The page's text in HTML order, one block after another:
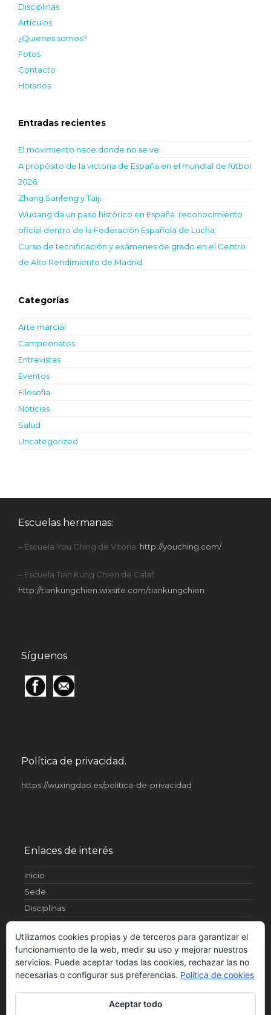
Disciplinas
Artículos
¿Quienes somos?
Fotos
Contacto
Horarios
Entradas recientes
El movimiento nace donde no se ve.
A propósito de la victoria de España en el mundial de fútbol
2026.
Zhang Sanfeng y Taiji
Wudang da un paso histórico en España: reconocimiento
oficial dentro de la Federación Española de Lucha.
Curso de tecnificación y exámenes de grado en el Centro
de Alto Rendimiento de Madrid.
Categorías
Arte marcial
Campeonatos
Entrevistas
Eventos
Filosofía
Noticias
Salud
Uncategorized
Escuelas hermanas:
– Escuela You Ching de Vitoria: http://youching.com/
– Escuela Tian Kung Chien de Calaf:
http://tiankungchien.wixsite.com/tiankungchien
Síguenos
Política de privacidad.
https://wuxingdao.es/politica-de-privacidad
Enlaces de interés
Inicio
Sede
Disciplinas
Artículos
¿Quienes somos?
Fotos
Contacto
Utilizamos cookies propias y de terceros para garantizar el
funcionamiento de la web, medir su uso y mejorar nuestros
servicios. Puede aceptar todas las cookies, rechazar las no
necesarias o configurar sus preferencias. Política de cookies
Aceptar todo